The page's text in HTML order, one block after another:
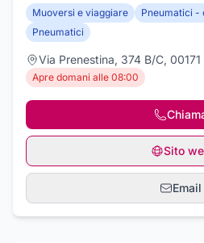
Muoversi e viaggiare
Pneumatici -
Pneumatici
Via Prenestina, 374 B/C, 00171
Apre domani alle 08:00
Sito
Email